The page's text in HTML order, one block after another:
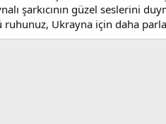
şarkıcının güzel seslerini
Ukrayna için daha